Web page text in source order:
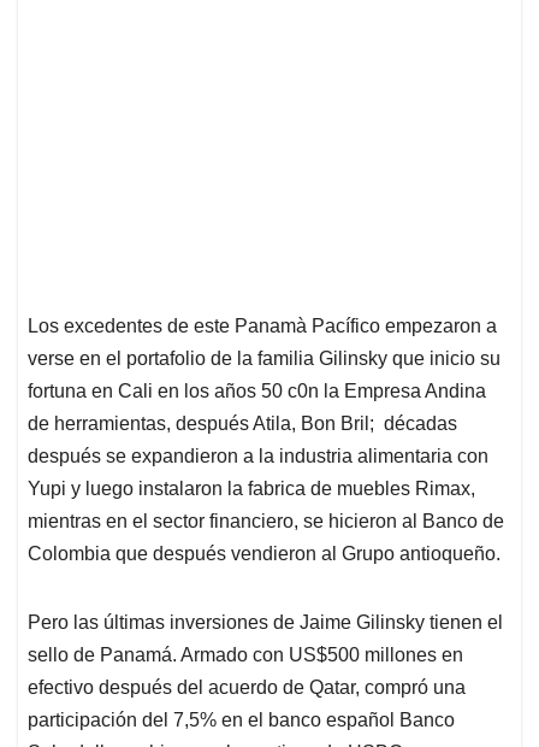
Los excedentes de este Panamà Pacífico empezaron a
verse en el portafolio de la familia Gilinsky que inicio su
fortuna en Cali en los años 50 c0n la Empresa Andina
de herramientas, después Atila, Bon Bril; décadas
después se expandieron a la industria alimentaria con
Yupi y luego instalaron la fabrica de muebles Rimax,
mientras en el sector financiero, se hicieron al Banco de
Colombia que después vendieron al Grupo antioqueño.
Pero las últimas inversiones de Jaime Gilinsky tienen el
sello de Panamá. Armado con US$500 millones en
efectivo después del acuerdo de Qatar, compró una
participación del 7,5% en el banco español Banco